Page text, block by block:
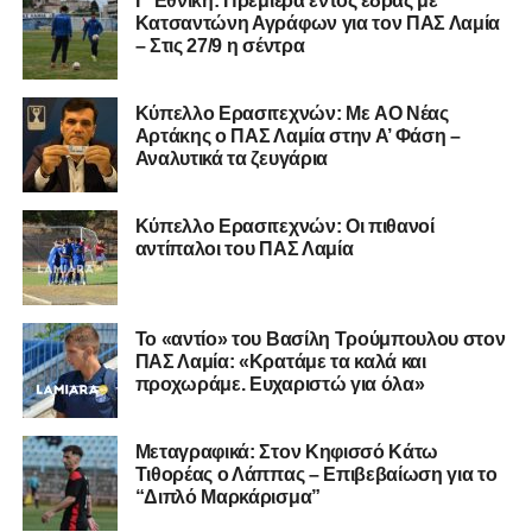
Κατσαντώνη Αγράφων για τον ΠΑΣ Λαμία
– Στις 27/9 η σέντρα
Kύπελλο Ερασιτεχνών: Με AO Nέας
Αρτάκης ο ΠΑΣ Λαμία στην Α’ Φάση –
Αναλυτικά τα ζευγάρια
Κύπελλο Ερασιτεχνών: Οι πιθανοί
αντίπαλοι του ΠΑΣ Λαμία
Το «αντίο» του Βασίλη Τρούμπουλου στον
ΠΑΣ Λαμία: «Κρατάμε τα καλά και
προχωράμε. Ευχαριστώ για όλα»
Μεταγραφικά: Στον Κηφισσό Κάτω
Τιθορέας ο Λάππας – Επιβεβαίωση για το
“Διπλό Μαρκάρισμα”